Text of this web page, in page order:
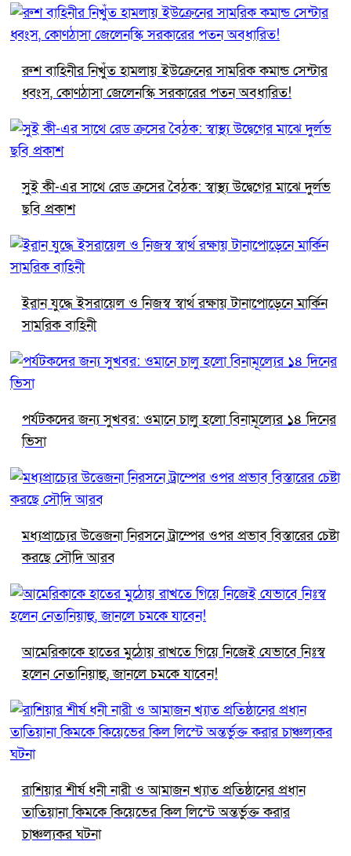
রুশ বাহিনীর নিখুঁত হামলায় ইউক্রেনের সামরিক কমান্ড সেন্টার
ধ্বংস, কোণঠাসা জেলেনস্কি সরকারের পতন অবধারিত!
সুই কী-এর সাথে রেড ক্রসের বৈঠক: স্বাস্থ্য উদ্বেগের মাঝে দুর্লভ
ছবি প্রকাশ
ইরান যুদ্ধে ইসরায়েল ও নিজস্ব স্বার্থ রক্ষায় টানাপোড়েনে মার্কিন
সামরিক বাহিনী
পর্যটকদের জন্য সুখবর: ওমানে চালু হলো বিনামূল্যের ১৪ দিনের
ভিসা
মধ্যপ্রাচ্যের উত্তেজনা নিরসনে ট্রাম্পের ওপর প্রভাব বিস্তারের চেষ্টা
করছে সৌদি আরব
আমেরিকাকে হাতের মুঠোয় রাখতে গিয়ে নিজেই যেভাবে নিঃস্ব
হলেন নেতানিয়াহু, জানলে চমকে যাবেন!
রাশিয়ার শীর্ষ ধনী নারী ও আমাজন খ্যাত প্রতিষ্ঠানের প্রধান
তাতিয়ানা কিমকে কিয়েভের কিল লিস্টে অন্তর্ভুক্ত করার
চাঞ্চল্যকর ঘটনা